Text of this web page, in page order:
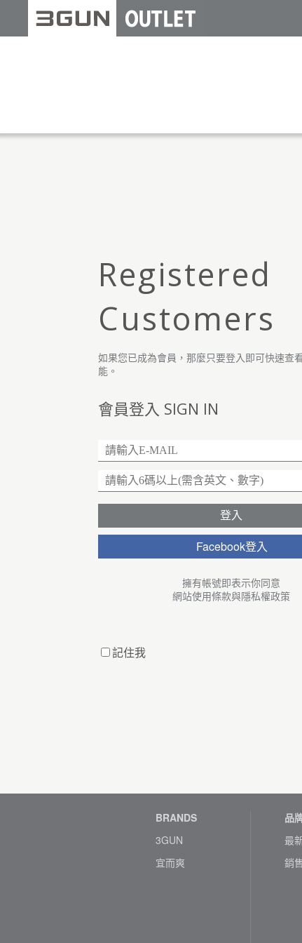
Registered
Customers
如果您已成為會員，那麼只要登入即可快速查
能。
會員登入 SIGN IN
Facebook登入
擁有帳號即表示你同意
網站使用條款與隱私權政策
記住我
BRANDS
3GUN
宜而爽
品
最
銷